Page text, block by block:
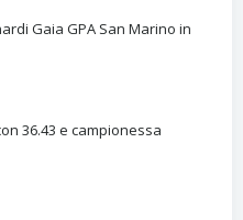
Gaia GPA San Marino in
36.43 e campionessa